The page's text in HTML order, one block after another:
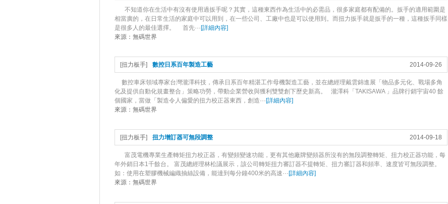
不知道你在生活中有沒有使用過扳手呢？其實，這種東西作為生活中的必需品，很多家庭都有配備的。扳手的適用範圍是
相當廣的，在日常生活的家庭中可以用到，在一些公司、工廠中也是可以使用到。而扭力扳手就是扳手的一種，這種扳手同樣
是很多人的最佳選擇。 首先···[詳細內容]
來源： 無碼世界
2014-09-26
[扭力板手] 數控日系百年製造工藝
數控車床領域專家台灣瀧澤科技，傳承日系百年精湛工作母機製造工藝，並在總經理戴雲錦進展「物品多元化、戰場多角
化及提供自動化規畫整合」策略功勞，帶動企業營收與獲利雙雙創下歷史新高。 瀧澤科「TAKISAWA 」品牌行銷宇宙40 餘
個國家，當做「製造令人偏愛的扭力校正器東西，創造···[詳細內容]
來源： 無碼世界
2014-09-18
[扭力板手] 扭力增訂器可無段調整
富茂電機專業生產轉矩扭力校正器，有變頻變速功能，更有其他廠牌變頻器所沒有的無段調整轉矩、扭力校正器功能，每
年外銷日本1千餘台。 富茂總經理林松議展示，該公司轉矩扭力審訂器不提轉矩、扭力審訂器和頻率、速度皆可無段調整。
如：使用在塑膠機械編織抽絲設備，能達到每分鐘400米的高速···[詳細內容]
來源： 無碼世界